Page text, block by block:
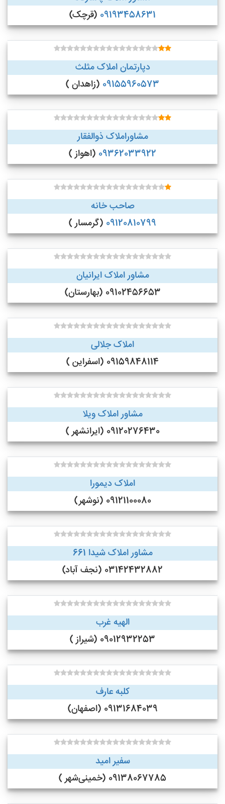
09193458631 (قرچک)
دپارتمان املاک مثلث
09155960573 (زاهدان )
مشاوراملاک ذوالفقار
09362033922 (اهواز )
صاحب خانه
09120810799 (گرمسار )
مشاور املاک ایرانیان
09102456653 (بهارستان)
املاک جلالی
09159848114 (اسفراین )
مشاور املاک ویلا
09120276430 (ایرانشهر )
املاک دیمورا
09121100080 (نوشهر)
مشاور املاک شیدا 661
03142432882 (نجف‌ آباد)
الهیه غرب
09012932253 (شیراز )
کلبه عارف
09131684039 (اصفهان)
سفیر امید
09138067785 (خمینی‌شهر )